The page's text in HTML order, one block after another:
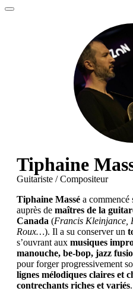
Tiphaine
Guitariste / Compositeur
Tiphaine Massé a commencé
auprès de maîtres de la
Canada (Francis Kleinjance,
Roux…). Il a su conserver un
s’ouvrant aux musiques
manouche, be-bop, jazz
pour forger progressivement
lignes mélodiques claires et
contrechants riches et variés.